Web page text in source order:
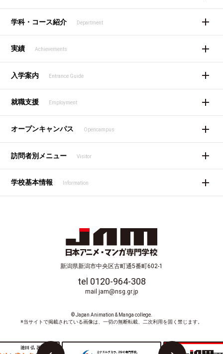
学科・コース紹介 Department
実績 Achievements
入学案内 Entrance Guide
就職支援 Employment
オープンキャンパス Opencampus
訪問者別メニュー Visitor
学校基本情報 Information
新潟県新潟市中央区古町通5番町602-1
tel 0120-964-308
mail jam@nsg.gr.jp
© Japan Animation & Manga college.
※当サイトで掲載されている画像は、一切の無断転載、二次利用を固く禁じます。